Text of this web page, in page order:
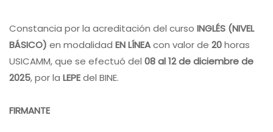
Constancia por la acreditación del curso INGLÉS (NIVEL
BÁSICO) en modalidad EN LÍNEAcon valor de 20horas
USICAMM, que se efectuó del 08 al 12 de diciembre de
2025, por la LEPEdel BINE.
FIRMANTE